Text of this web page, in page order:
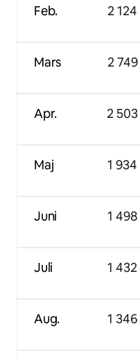
Feb.
Mars
Apr.
Maj
Juni
Juli
Aug.
2
2
2
1
1
1
1